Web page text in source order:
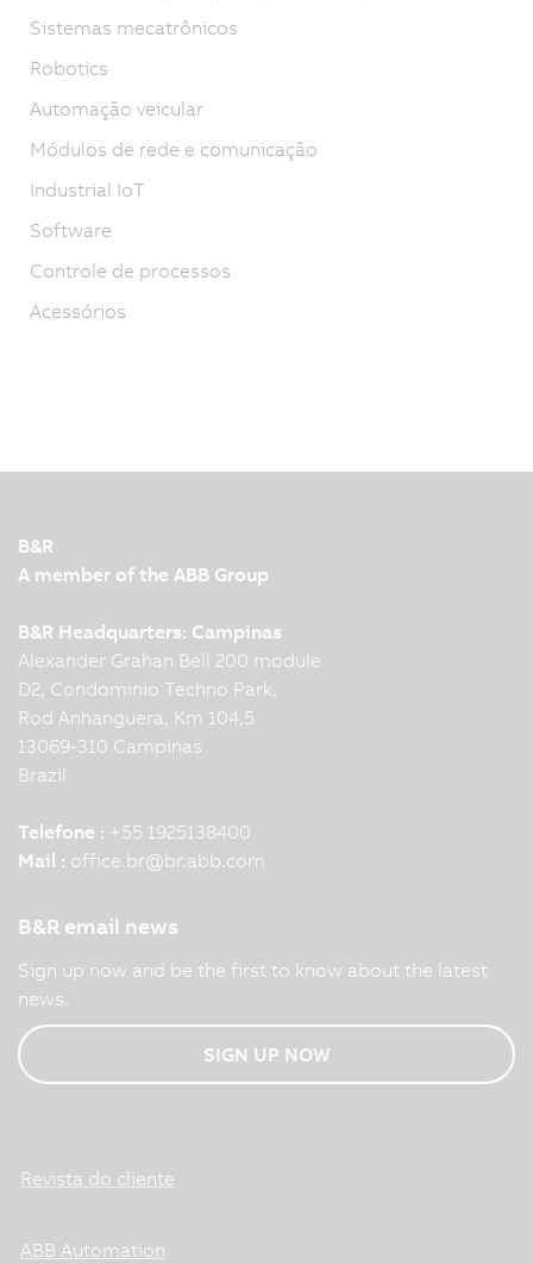
Sistemas mecatrônicos
Robotics
Automação veicular
Módulos de rede e comunicação
Industrial IoT
Software
Controle de processos
Acessórios
B&R
A member of the ABB Group
B&R Headquarters: Campinas
Alexander Grahan Bell 200 module
D2, Condominio Techno Park,
Rod Anhanguera, Km 104,5
13069-310 Campinas
Brazil
Telefone : +55 1925138400
Mail : office.br@br.abb.com
B&R email news
Sign up now and be the first to know about the latest
news.
SIGN UP NOW
Revista do cliente
ABB Automation